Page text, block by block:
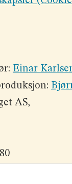
Einar
AS,